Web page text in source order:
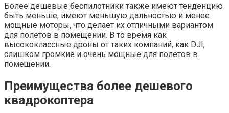
Более дешевые беспилотники также имеют тенденцию
быть меньше, имеют меньшую дальностью и менее
мощные моторы, что делает их отличными вариантом
для полетов в помещении. В то время как
высококлассные дроны от таких компаний, как DJI,
слишком громкие и очень мощные для полетов в
помещении.
Преимущества более дешевого
квадрокоптера